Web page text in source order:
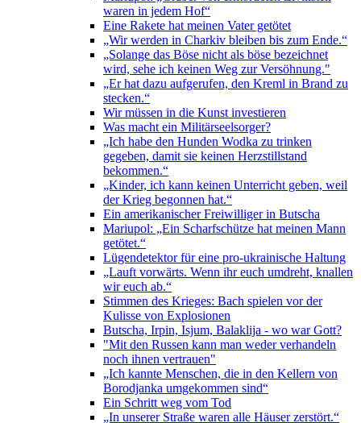
waren in jedem Hof“
Eine Rakete hat meinen Vater getötet
„Wir werden in Charkiv bleiben bis zum Ende.“
„Solange das Böse nicht als böse bezeichnet
wird, sehe ich keinen Weg zur Versöhnung."
„Er hat dazu aufgerufen, den Kreml in Brand zu
stecken.“
Wir müssen in die Kunst investieren
Was macht ein Militärseelsorger?
„Ich habe den Hunden Wodka zu trinken
gegeben, damit sie keinen Herzstillstand
bekommen.“
„Kinder, ich kann keinen Unterricht geben, weil
der Krieg begonnen hat.“
Ein amerikanischer Freiwilliger in Butscha
Mariupol: „Ein Scharfschütze hat meinen Mann
getötet.“
Lügendetektor für eine pro-ukrainische Haltung
„Lauft vorwärts. Wenn ihr euch umdreht, knallen
wir euch ab.“
Stimmen des Krieges: Bach spielen vor der
Kulisse von Explosionen
Butscha, Irpin, Isjum, Balaklija - wo war Gott?
"Mit den Russen kann man weder verhandeln
noch ihnen vertrauen"
„Ich kannte Menschen, die in den Kellern von
Borodjanka umgekommen sind“
Ein Schritt weg vom Tod
„In unserer Straße waren alle Häuser zerstört.“